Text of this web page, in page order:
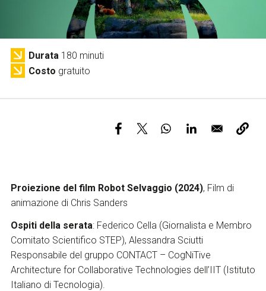
Servizi e accessibilità
Biglietti
Durata 180 minuti
Costo gratuito
Proiezione del film Robot Selvaggio (2024), Film di
animazione di Chris Sanders
Ospiti della serata: Federico Cella (Giornalista e Membro
Comitato Scientifico STEP), Alessandra Sciutti
Responsabile del gruppo CONTACT – CogNiTive
Architecture for Collaborative Technologies dell’IIT(Istituto
Italiano di Tecnologia).